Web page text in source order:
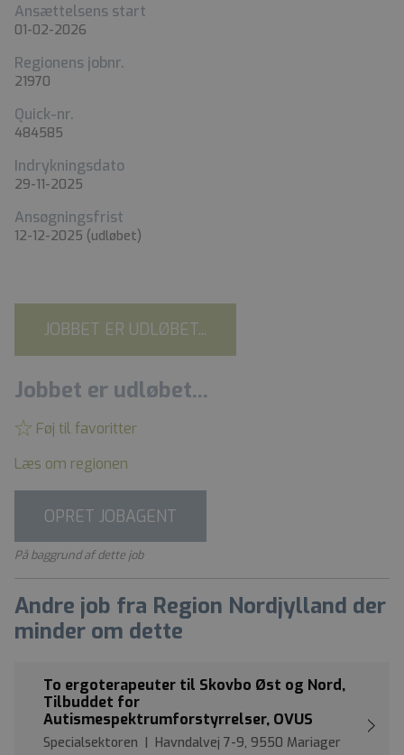
Ansættelsens start
01-02-2026
Regionens jobnr.
21970
Quick-nr.
484585
Indrykningsdato
29-11-2025
Ansøgningsfrist
12-12-2025 (udløbet)
JOBBET ER UDLØBET...
Jobbet er udløbet...
Føj til favoritter
Læs om regionen
OPRET JOBAGENT
På baggrund af dette job
Andre job fra Region Nordjylland der
minder om dette
To ergoterapeuter til Skovbo Øst og Nord,
Tilbuddet for
Autismespektrumforstyrrelser, OVUS
Specialsektoren | Havndalvej 7-9, 9550 Mariager